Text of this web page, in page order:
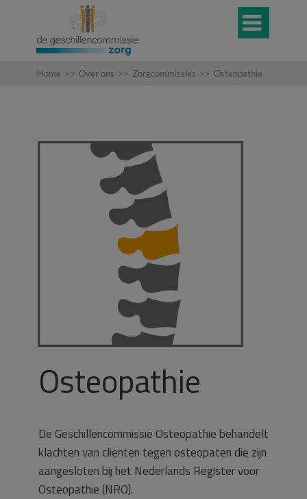

Home >> Over ons >> Zorgcommissies >> Osteopathie
Osteopathie
De Geschillencommissie Osteopathie behandelt
klachten van cliënten tegen osteopaten die zijn
aangesloten bij het Nederlands Register voor
Osteopathie (NRO).